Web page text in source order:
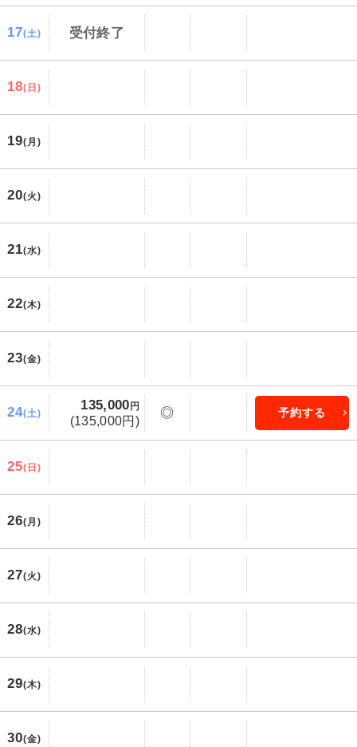
17(土) 受付終了
18(日)
19(月)
20(火)
21(水)
22(木)
23(金)
24(土)
135,000 円
(135,000円)
◎ 予約する
25(日)
26(月)
27(火)
28(水)
29(木)
30(金)